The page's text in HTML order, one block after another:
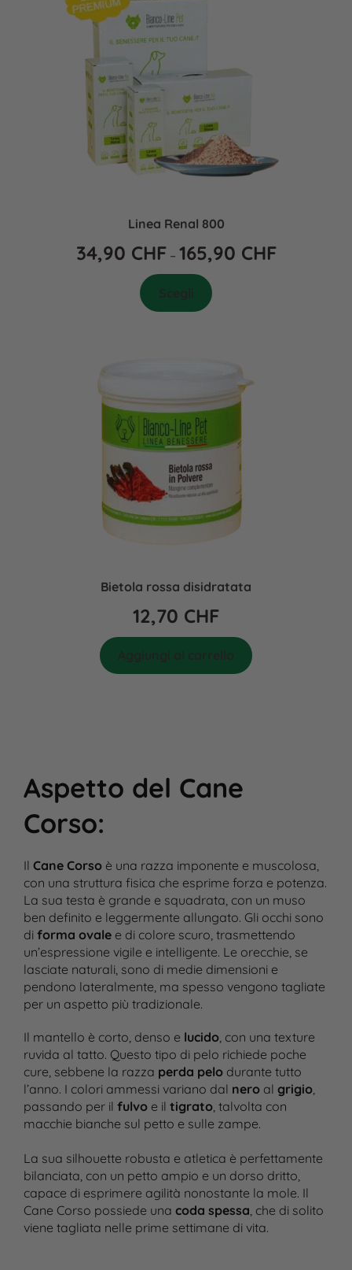
Linea Renal 800
34,90 CHF – 165,90 CHF
Bietola rossa disidratata
12,70 CHF
Aspetto del Cane
Corso:
Il Cane Corsoè una razza imponente e muscolosa,
con una struttura fisica che esprime forza e potenza.
La sua testa è grande e squadrata, con un muso
ben definito e leggermente allungato. Gli occhi sono
di forma ovalee di colore scuro, trasmettendo
un’espressione vigile e intelligente. Le orecchie, se
lasciate naturali, sono di medie dimensioni e
pendono lateralmente, ma spesso vengono tagliate
per un aspetto più tradizionale.
Il mantello è corto, denso e lucido, con una texture
ruvida al tatto. Questo tipo di pelo richiede poche
cure, sebbene la razza perda pelodurante tutto
l’anno. I colori ammessi variano dal neroal grigio,
passando per il fulvoe il tigrato, talvolta con
macchie bianche sul petto e sulle zampe.
La sua silhouette robusta e atletica è perfettamente
bilanciata, con un petto ampio e un dorso dritto,
capace di esprimere agilità nonostante la mole. Il
Cane Corso possiede una coda spessa, che di solito
viene tagliata nelle prime settimane di vita.